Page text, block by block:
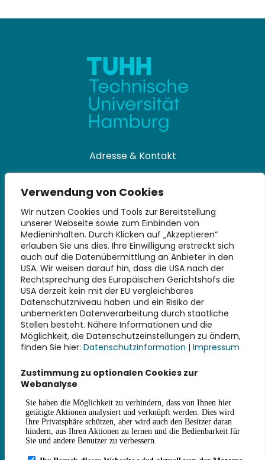
Verwendung von Cookies
Wir nutzen Cookies und Tools zur Bereitstellung
unserer Webseite sowie zum Einbinden von
Medieninhalten. Durch Klicken auf „Akzeptieren“
erlauben Sie uns dies. Ihre Einwilligung erstreckt sich
auch auf die Datenübermittlung an Anbieter in den
USA. Wir weisen darauf hin, dass die USA nach der
Rechtsprechung des Europäischen Gerichtshofs die
USA derzeit kein mit der EU vergleichbares
Datenschutzniveau haben und ein Risiko der
unbemerkten Datenverarbeitung durch staatliche
Stellen besteht. Nähere Informationen und die
Möglichkeit, die Datenschutzeinstellungen zu ändern,
finden Sie hier: Datenschutzinformation | Impressum
Zustimmung zu optionalen Cookies zur
Webanalyse
Adresse & Kontakt
Universitätsbibliothek
Technische Universität Hamburg
Denickestraße 22
21073 Hamburg
+49 40 30601-2845
bibliothek@tuhh.de
Soziale Netzwerke
Weiterführende Links
Impressum
Datenschutz
Erklärung zur Barrierefreiheit
Haus- und Benutzungsordnung